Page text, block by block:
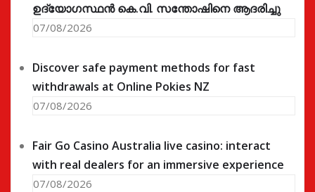
ഉദ്യോഗസ്ഥൻ കെ.വി. സന്തോഷിനെ ആദരിച്ചു
07/08/2026
Discover safe payment methods for fast
withdrawals at Online Pokies NZ
07/08/2026
Fair Go Casino Australia live casino: interact
with real dealers for an immersive experience
07/08/2026